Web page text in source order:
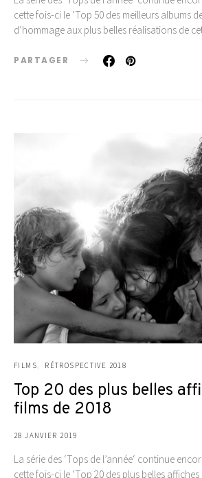
cette fois-ci le ‘Top 50 des meilleurs albums
d’hommage aux plus belles réalisations de
PARTAGER
FILMS RÉTROSPECTIVE 2018
Top 20 des plus belles
films de 2018
28 JANVIER 2019
La série des ‘Tops de l’année‘ continue
cette fois-ci le ‘Top 20 des plus belles affiches